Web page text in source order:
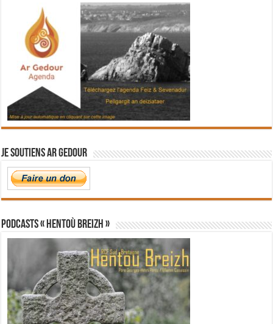
Je soutiens Ar Gedour
PODCASTS « Hentoù Breizh »